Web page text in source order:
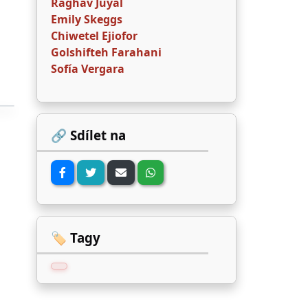
Emily Skeggs
Chiwetel Ejiofor
Golshifteh Farahani
Sofía Vergara
🔗 Sdílet na
🏷️ Tagy